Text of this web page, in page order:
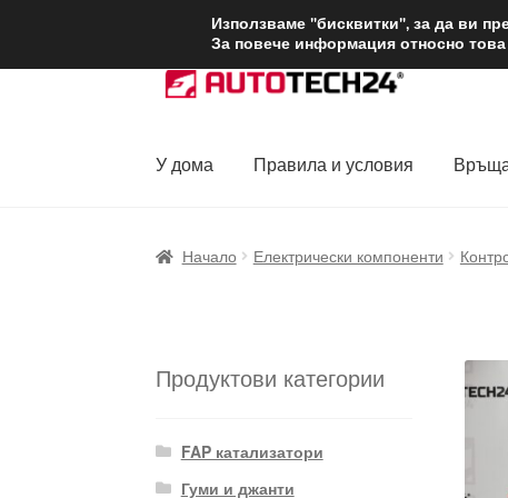
ДОСТАВКА от
Skip
to
Skip
to
У дома Правила и условия
Начало Електрически компоненти
Продуктови категории
FAP катализатори
Гуми и джанти
Използваме "бисквитки", за да ви
За повече информация относно